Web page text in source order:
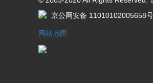
京公网安备 11010102005658号
网站地图